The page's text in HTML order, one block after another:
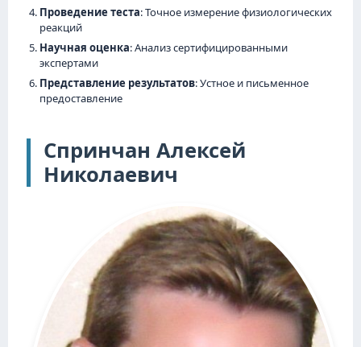
Проведение теста: Точное измерение физиологических
реакций
Научная оценка: Анализ сертифицированными
экспертами
Представление результатов: Устное и письменное
предоставление
Спринчан Алексей
Николаевич